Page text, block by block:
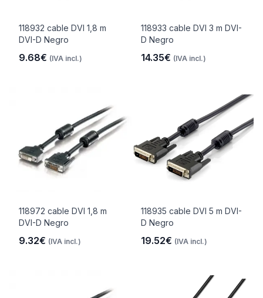
118932 cable DVI 1,8 m
DVI-D Negro
9.68€ (IVA incl.)
118933 cable DVI 3 m DVI-
D Negro
14.35€ (IVA incl.)
118972 cable DVI 1,8 m
DVI-D Negro
9.32€ (IVA incl.)
118935 cable DVI 5 m DVI-
D Negro
19.52€ (IVA incl.)